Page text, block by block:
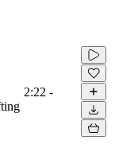
2:22 -